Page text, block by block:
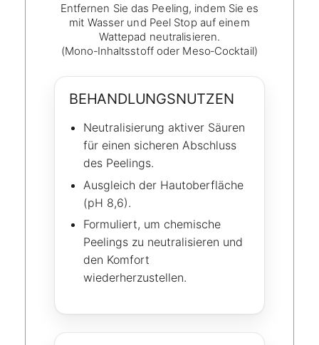
Entfernen Sie das Peeling, indem Sie es
mit Wasser und Peel Stop auf einem
Wattepad neutralisieren.
(Mono‑Inhaltsstoff oder Meso‑Cocktail)
BEHANDLUNGSNUTZEN
Neutralisierung aktiver Säuren
für einen sicheren Abschluss
des Peelings.
Ausgleich der Hautoberfläche
(pH 8,6).
Formuliert, um chemische
Peelings zu neutralisieren und
den Komfort
wiederherzustellen.